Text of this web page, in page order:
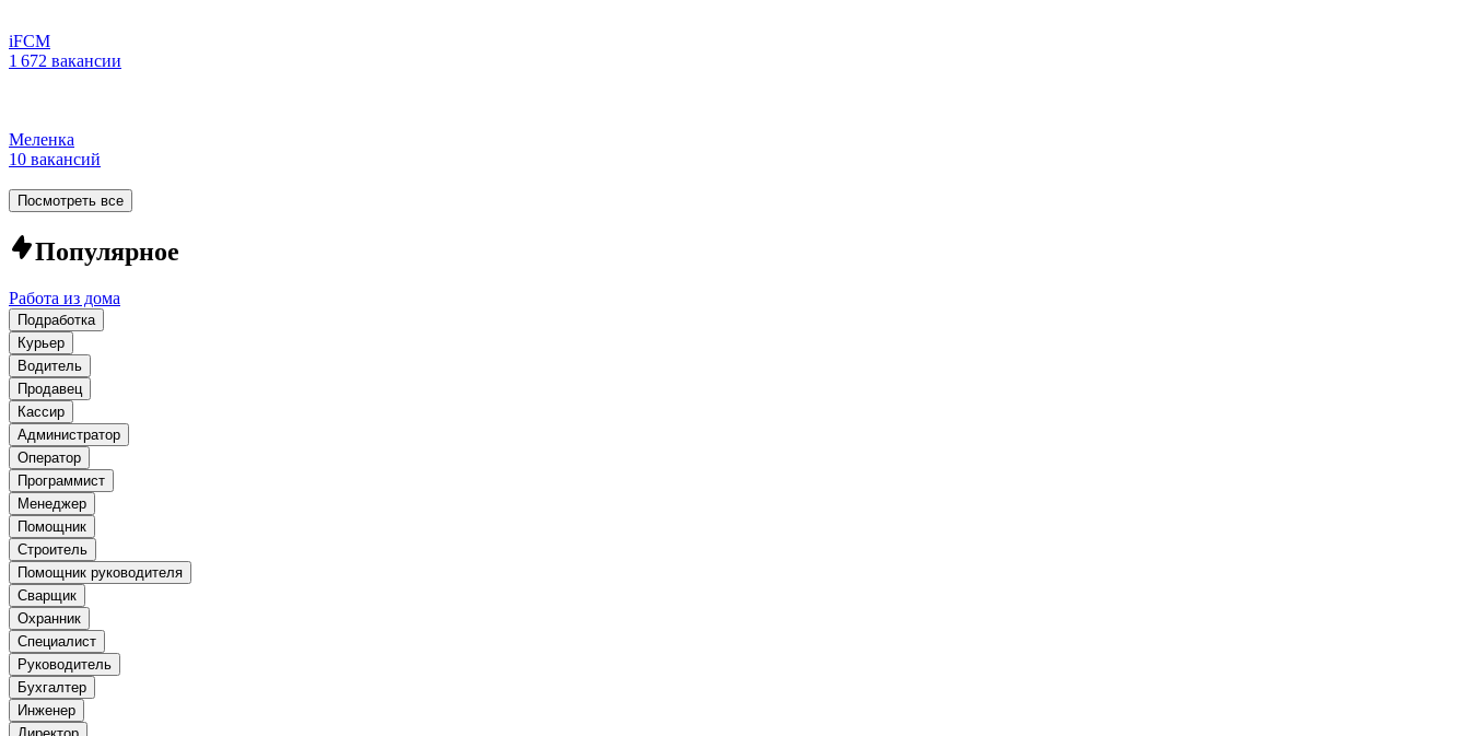
iFCM
1 672 вакансии
Меленка
10 вакансий
Посмотреть все
Популярное
Работа из дома
Подработка
Курьер
Водитель
Продавец
Кассир
Администратор
Оператор
Программист
Менеджер
Помощник
Строитель
Помощник руководителя
Сварщик
Охранник
Специалист
Руководитель
Бухгалтер
Инженер